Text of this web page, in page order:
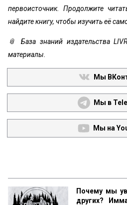
первоисточник. Продолжите
найдите книгу, чтобы изучить её
📎 База знаний издательства
материалы.
Мы
Мы в
Мы на
Почему мы
других?